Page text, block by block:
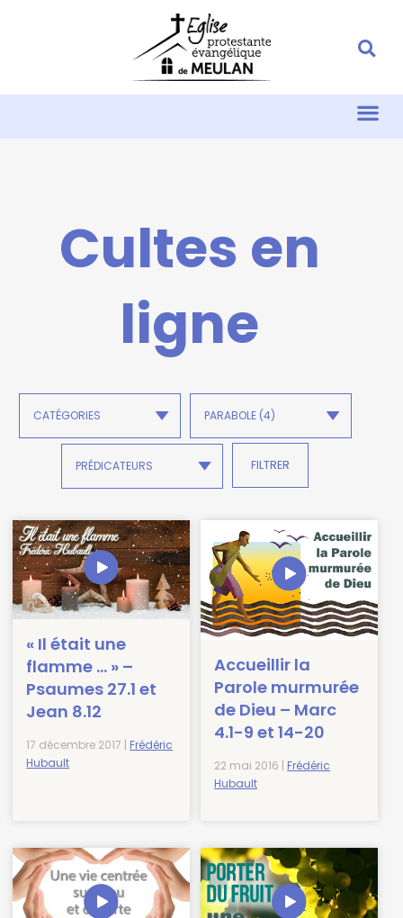
Cultes en
ligne
« Il était une
flamme … » –
Psaumes 27.1 et
Jean 8.12
17 décembre 2017 | Frédéric
Hubault
Accueillir la
Parole murmurée
de Dieu – Marc
4.1-9 et 14-20
22 mai 2016 | Frédéric
Hubault